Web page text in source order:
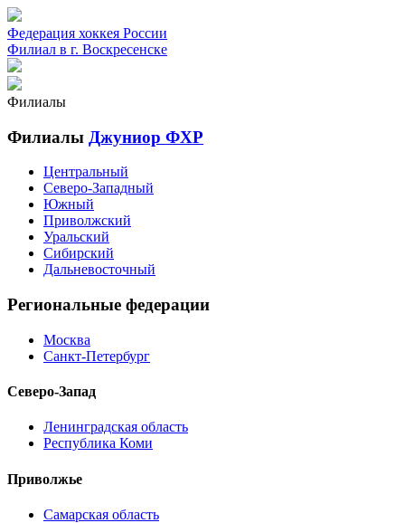
Федерация хоккея России
Филиал в г. Воскресенске
Филиалы
Филиалы Джуниор ФХР
Центральный
Северо-Западный
Южный
Приволжский
Уральский
Сибирский
Дальневосточный
Региональные федерации
Москва
Санкт-Петербург
Северо-Запад
Ленинградская область
Республика Коми
Приволжье
Самарская область